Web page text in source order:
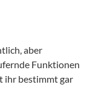
aber
Funktionen
ihr bestimmt gar